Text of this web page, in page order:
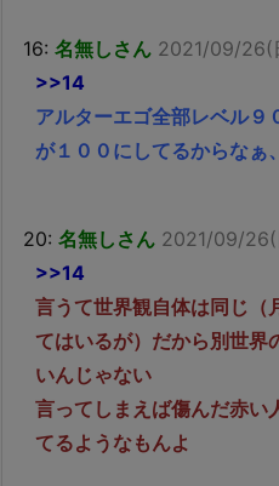
16: 名無しさん 2021/09/26(
>>14
アルターエゴ全部レベル９
が１００にしてるからなぁ
20: 名無しさん 2021/09/26(
>>14
言うて世界観自体は同じ（
てはいるが）だから別世界
いんじゃない
言ってしまえば傷んだ赤い
てるようなもんよ